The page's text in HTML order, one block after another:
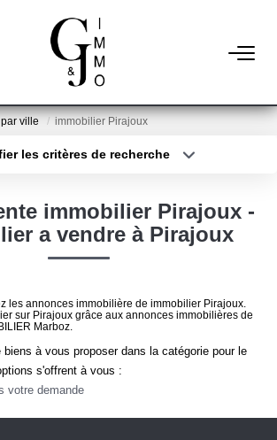
ESTIMER
Notre Équipe
Nos Services
Nos Actualités
ville immobilier Pirajoux
les critères de recherche
Budget max
immobilier Pirajoux -
a vendre à Pirajoux
les annonces immobilière de immobilier Pirajoux.
sur Pirajoux grâce aux annonces immobilières de
Marboz.
biens à vous proposer dans la catégorie pour le
s'offrent à vous :
votre demande